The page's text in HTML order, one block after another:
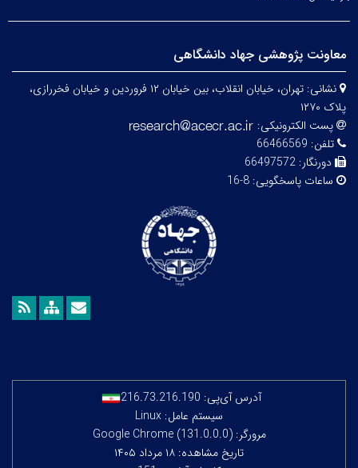
معاونت پژوهشی جهاد دانشگاهی
نشانی:
تهران، خیابان انقلاب، بین خیابان ۱۲ فروردین و خیابان فخررازی،
پلاک ۱۲۷۰
پست الکترونیکی:
تلفن: 66466569
دورنگار: 66497572
ساعات پاسخگویی: 8-16
آدرس آی‌پی: 216.73.216.190
سیستم عامل: Linux
مرورگر: Google Chrome (131.0.0.0)
تاریخ مشاهده: ۱۸ مرداد ۱۴۰۵